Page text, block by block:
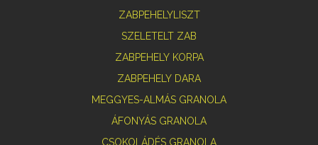
ZABPEHELYLISZT
SZELETELT ZAB
ZABPEHELY KORPA
ZABPEHELY DARA
MEGGYES-ALMÁS GRANOLA
ÁFONYÁS GRANOLA
CSOKOLÁDÉS GRANOLA